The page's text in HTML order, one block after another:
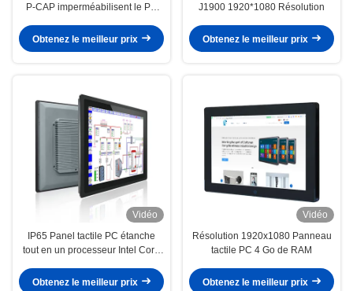
P-CAP imperméabilisent le PC
Obtenez le meilleur prix
J1900 1920*1080 Résolution
Obtenez le meilleur prix
Vidéo
IP65 Panel tactile PC étanche
tout en un processeur Intel Core
Obtenez le meilleur prix
Vidéo
Résolution 1920x1080 Panneau
tactile PC 4 Go de RAM
Obtenez le meilleur prix